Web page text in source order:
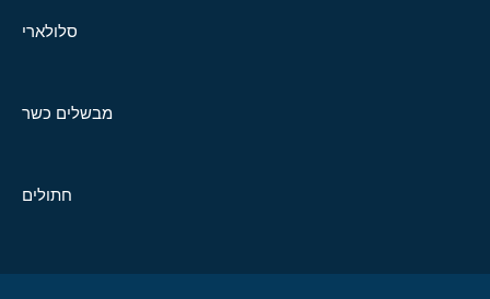
סלולארי
מבשלים כשר
חתולים